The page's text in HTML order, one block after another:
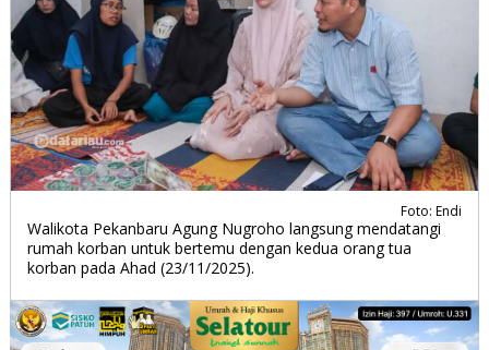
Foto: Endi
Walikota Pekanbaru Agung Nugroho langsung mendatangi
rumah korban untuk bertemu dengan kedua orang tua
korban pada Ahad (23/11/2025).